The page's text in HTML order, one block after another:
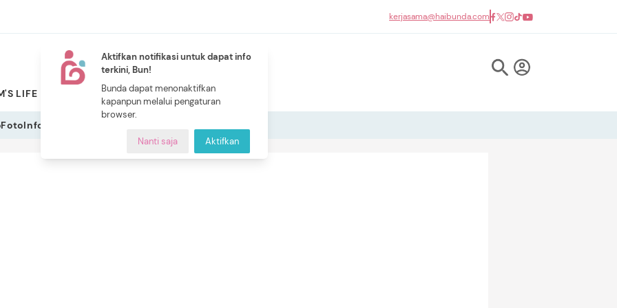
Aktifkan notifikasi untuk dapat info
terkini, Bun!
Bunda dapat menonaktifkan
kapanpun melalui pengaturan
browser.
Nanti saja Aktifkan
kerjasama@haibunda.com
LIFE PILIHAN BUNDA
NEW
CERITA BUNDA
FotoInfografis